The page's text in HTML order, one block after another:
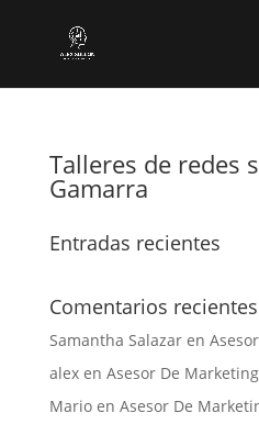
Talleres de redes
Gamarra
Entradas recientes
Comentarios recientes
Samantha Salazaren
alexen Asesor De Marketing
Marioen Asesor De